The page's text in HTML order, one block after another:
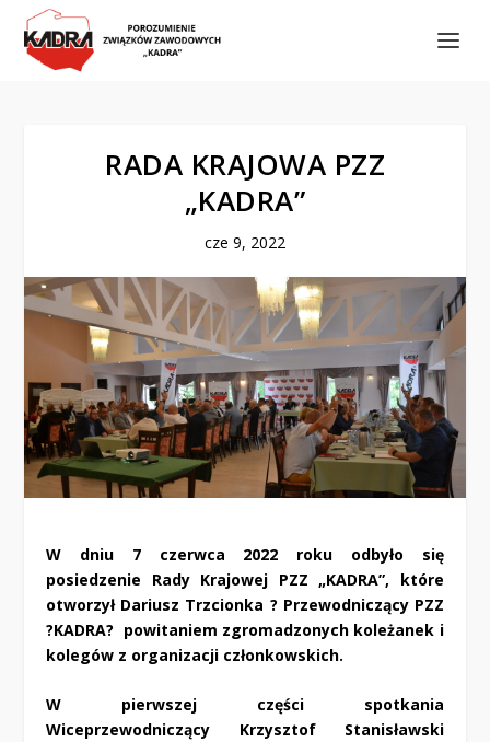
RADA KRAJOWA PZZ
„KADRA”
cze 9, 2022
W dniu 7 czerwca 2022 roku odbyło się
posiedzenie Rady Krajowej PZZ „KADRA”, które
otworzył Dariusz Trzcionka ? Przewodniczący PZZ
?KADRA? powitaniem zgromadzonych koleżanek i
kolegów z organizacji członkowskich.
W pierwszej części spotkania
Wiceprzewodniczący Krzysztof Stanisławski